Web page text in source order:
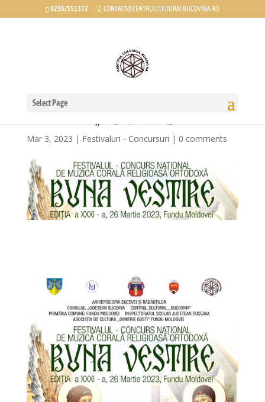
0230/551372 CONTACT@CENTRULCULTURALBUCOVINA.RO
Select Page
de Muzică Corală Religioasă
Mar 3, 2023 | Festivaluri - Concursuri | 0 comments